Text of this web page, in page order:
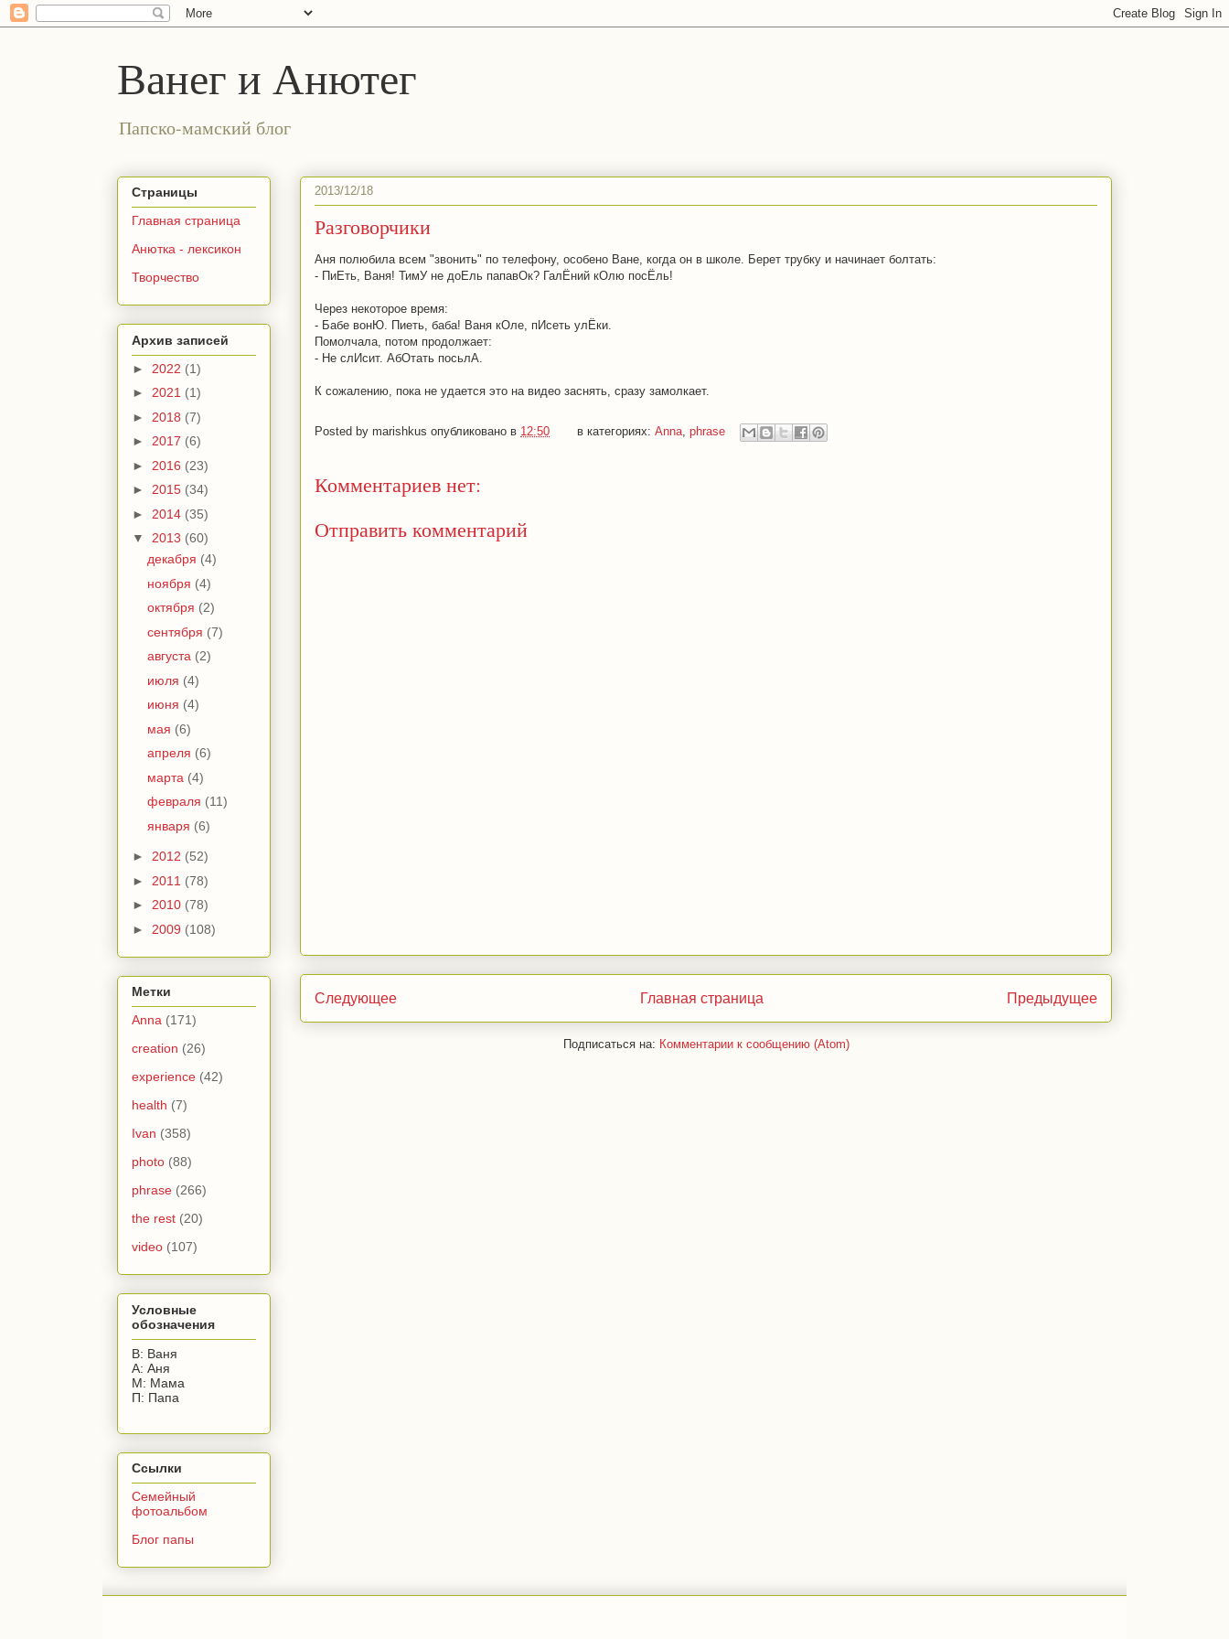
Ванег и Анютег
Папско-мамский блог
2013/12/18
Разговорчики
Аня полюбила всем "звонить" по телефону, особено Ване, когда он в школе. Берет трубку и начинает болтать:
- ПиЕть, Ваня! ТимУ не доЕль папавОк? ГалЁний кОлю посЁль!
Через некоторое время:
- Бабе вонЮ. Пиеть, баба! Ваня кОле, пИсеть улЁки.
Помолчала, потом продолжает:
- Не слИсит. АбОтать посьлА.
К сожалению, пока не удается это на видео заснять, сразу замолкает.
Posted by marishkus опубликовано в 12:50 в категориях: Anna, phrase
Комментариев нет:
Отправить комментарий
Следующее Предыдущее
Главная страница
Подписаться на: Комментарии к сообщению (Atom)
Страницы
Главная страница
Анютка - лексикон
Творчество
Архив записей
► 2022 (1)
► 2021 (1)
► 2018 (7)
► 2017 (6)
► 2016 (23)
► 2015 (34)
► 2014 (35)
▼ 2013 (60)
декабря (4)
ноября (4)
октября (2)
сентября (7)
августа (2)
июля (4)
июня (4)
мая (6)
апреля (6)
марта (4)
февраля (11)
января (6)
► 2012 (52)
► 2011 (78)
► 2010 (78)
► 2009 (108)
Метки
Anna (171)
creation (26)
experience (42)
health (7)
Ivan (358)
photo (88)
phrase (266)
the rest (20)
video (107)
Условные
обозначения
В: Ваня
А: Аня
М: Мама
П: Папа
Ссылки
Семейный
фотоальбом
Блог папы